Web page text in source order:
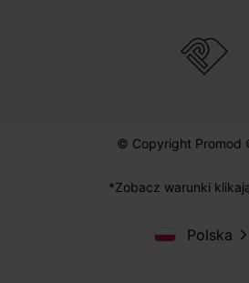
© Copyright Promod
*Zobacz warunki
Polska